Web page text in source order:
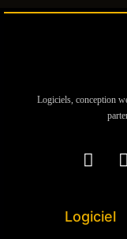
Logiciels, conception
Logiciel